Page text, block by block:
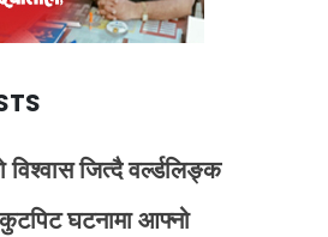
जित्दै वर्ल्डलिङ्क
कुटपिट घटनामा आफ्नो